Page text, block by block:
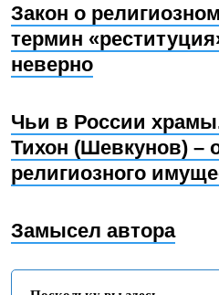
Закон о
термин
неверно
Чьи в России
Тихон (Шевкунов) –
религиозного
Замысел автора